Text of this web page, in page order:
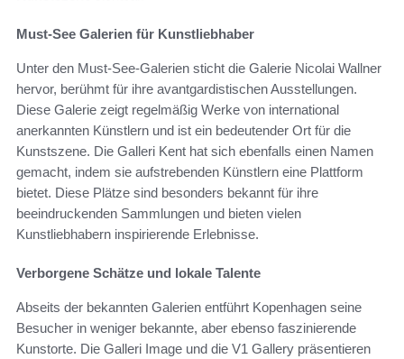
Must-See Galerien für Kunstliebhaber
Unter den Must-See-Galerien sticht die Galerie Nicolai Wallner
hervor, berühmt für ihre avantgardistischen Ausstellungen.
Diese Galerie zeigt regelmäßig Werke von international
anerkannten Künstlern und ist ein bedeutender Ort für die
Kunstszene. Die Galleri Kent hat sich ebenfalls einen Namen
gemacht, indem sie aufstrebenden Künstlern eine Plattform
bietet. Diese Plätze sind besonders bekannt für ihre
beeindruckenden Sammlungen und bieten vielen
Kunstliebhabern inspirierende Erlebnisse.
Verborgene Schätze und lokale Talente
Abseits der bekannten Galerien entführt Kopenhagen seine
Besucher in weniger bekannte, aber ebenso faszinierende
Kunstorte. Die Galleri Image und die V1 Gallery präsentieren